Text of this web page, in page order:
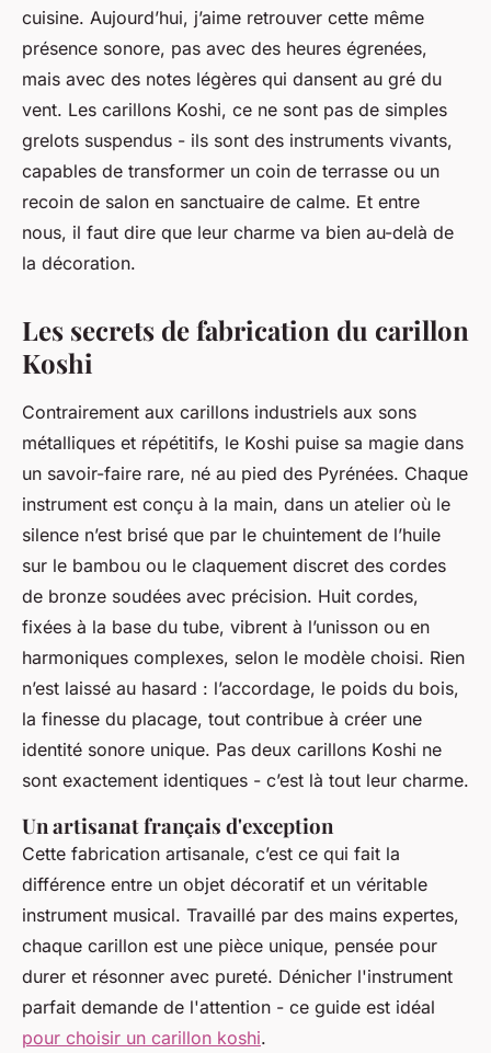
cuisine. Aujourd’hui, j’aime retrouver cette même
présence sonore, pas avec des heures égrenées,
mais avec des notes légères qui dansent au gré du
vent. Les carillons Koshi, ce ne sont pas de simples
grelots suspendus - ils sont des instruments vivants,
capables de transformer un coin de terrasse ou un
recoin de salon en sanctuaire de calme. Et entre
nous, il faut dire que leur charme va bien au-delà de
la décoration.
Les secrets de fabrication du carillon
Koshi
Contrairement aux carillons industriels aux sons
métalliques et répétitifs, le Koshi puise sa magie dans
un savoir-faire rare, né au pied des Pyrénées. Chaque
instrument est conçu à la main, dans un atelier où le
silence n’est brisé que par le chuintement de l’huile
sur le bambou ou le claquement discret des cordes
de bronze soudées avec précision. Huit cordes,
fixées à la base du tube, vibrent à l’unisson ou en
harmoniques complexes, selon le modèle choisi. Rien
n’est laissé au hasard : l’accordage, le poids du bois,
la finesse du placage, tout contribue à créer une
identité sonore unique. Pas deux carillons Koshi ne
sont exactement identiques - c’est là tout leur charme.
Un artisanat français d'exception
Cette fabrication artisanale, c’est ce qui fait la
différence entre un objet décoratif et un véritable
instrument musical. Travaillé par des mains expertes,
chaque carillon est une pièce unique, pensée pour
durer et résonner avec pureté. Dénicher l'instrument
parfait demande de l'attention - ce guide est idéal
pour choisir un carillon koshi.